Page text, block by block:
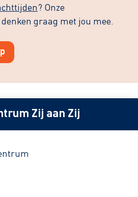
? Onze
graag met jou mee.
Zij aan Zij